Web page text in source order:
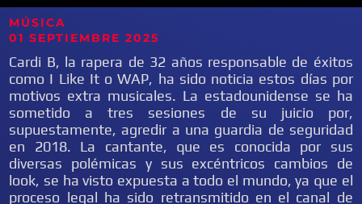
MÚSICA
01SEPTIEMBRE 2025
Cardi B, la rapera de 32 años responsable de éxitos
como I Like It o WAP, ha sido noticia estos días por
motivos extra musicales. La estadounidense se ha
sometido a tres sesiones de su juicio por,
supuestamente, agredir a una guardia de seguridad
en 2018. La cantante, que es conocida por sus
diversas polémicas y sus excéntricos cambios de
look, se ha visto expuesta a todo el mundo, ya que el
proceso legal ha sido retransmitido en el canal de